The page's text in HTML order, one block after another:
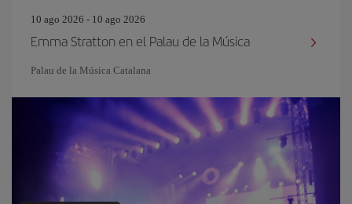
10 ago 2026 - 10 ago 2026
Emma Stratton en el Palau de la Música
Palau de la Música Catalana